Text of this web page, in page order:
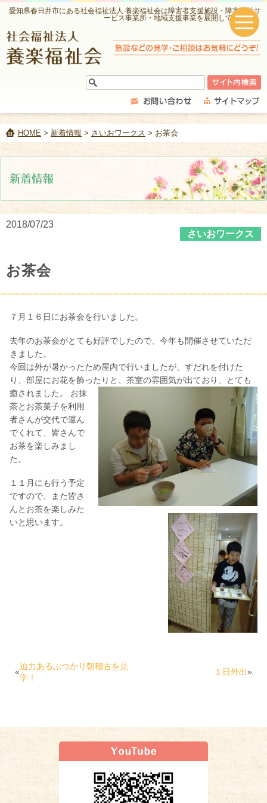
愛知県春日井市にある社会福祉法人 養楽福祉会は障害者支援施設・障害福祉サ
ービス事業所・地域支援事業を展開しています。
HOME > 新着情報 > さいおワークス > お茶会
2018/07/23
さいおワークス
お茶会
７月１６日にお茶会を行いました。
去年のお茶会がとても好評でしたので、今年も開催させていただ
きました。
今回は外が暑かったため屋内で行いましたが、すだれを付けた
り、部屋にお花を飾ったりと、茶室の雰囲気が出ており、とても
癒されました。
お抹
茶とお茶菓子を利用
者さんが交代で運ん
でくれて、皆さんで
お茶を楽しみまし
た。
１１月にも行う予定
ですので、また皆さ
んとお茶を楽しみた
いと思います。
«
迫力あるぶつかり朝稽古を見
学！
１日外出»